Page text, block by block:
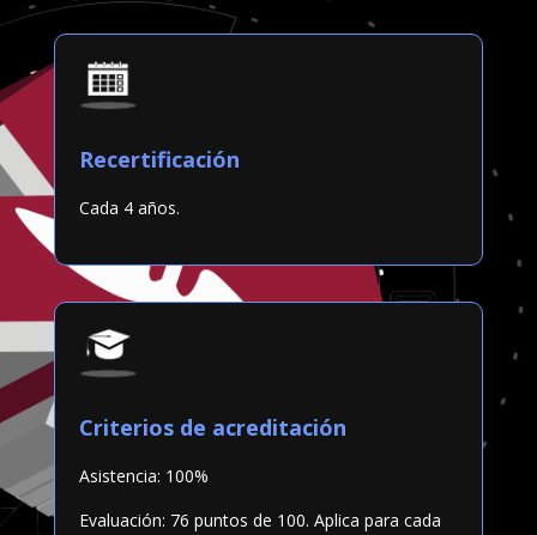
Recertificación
Cada 4 años.
Criterios de acreditación
Asistencia: 100%
Evaluación: 76 puntos de 100. Aplica para cada